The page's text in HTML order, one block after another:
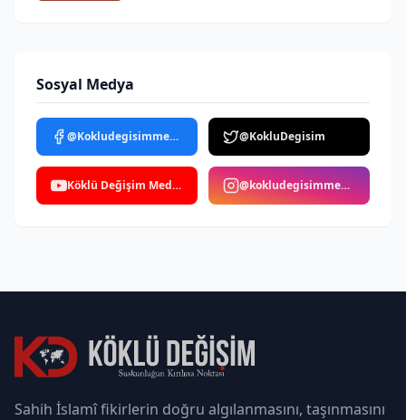
Sosyal Medya
@Kokludegisimmedya @KokluDegisim
Köklü Değişim Medya @kokludegisimmedya
Sahih İslamî fikirlerin doğru algılanmasını, taşınmasını